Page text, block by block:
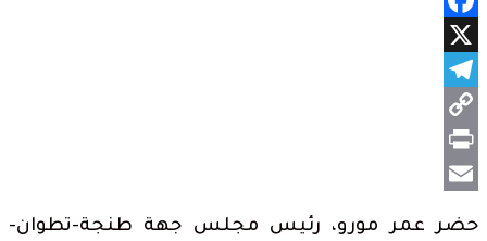
Facebook
X
Telegram
Copy
Link
Print
حضر عمر مورو، رئيس مجلس جهة طنجة-تطوان-